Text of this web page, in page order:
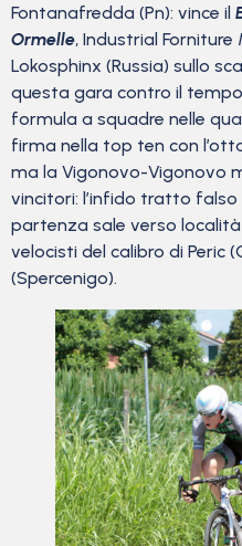
Fontanafredda (Pn): vince il
Ormelle, Industrial Forniture
Lokosphinx (Russia) sullo
questa gara contro il
formula a squadre nelle
firma nella top ten con
ma la Vigonovo-Vigonovo
vincitori: l’infido tratto
partenza sale verso
velocisti del calibro di Peric
(Spercenigo).